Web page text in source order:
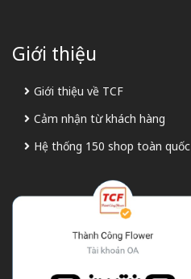
Giới thiệu
Giới thiệu về TCF
Cảm nhận từ khách hàng
Hệ thống 150 shop toàn quốc